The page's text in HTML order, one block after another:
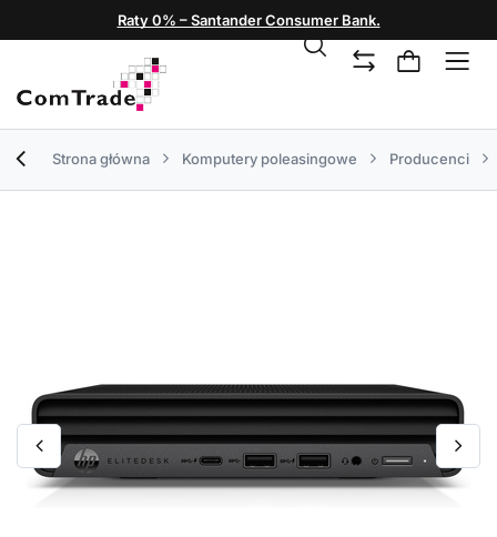
Raty 0% – Santander Consumer Bank.
Strona główna Komputery poleasingowe Producenci